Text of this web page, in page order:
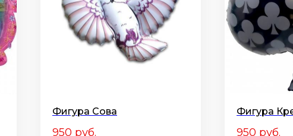
Фигура Сова
950 руб.
Фигура
950 руб.